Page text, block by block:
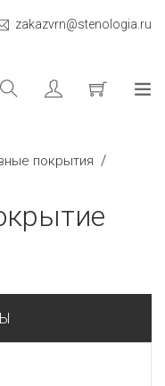
zakazvrn@stenologia.ru
покрытия /